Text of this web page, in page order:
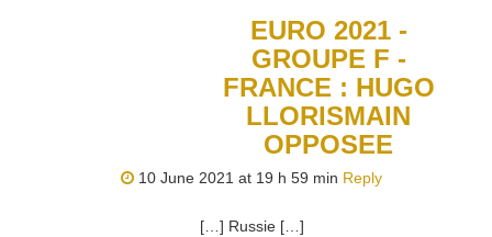
EURO 2021 -
GROUPE F -
FRANCE : HUGO
LLORISMAIN
OPPOSEE
10 June 2021 at 19 h 59 min Reply
[…] Russie […]